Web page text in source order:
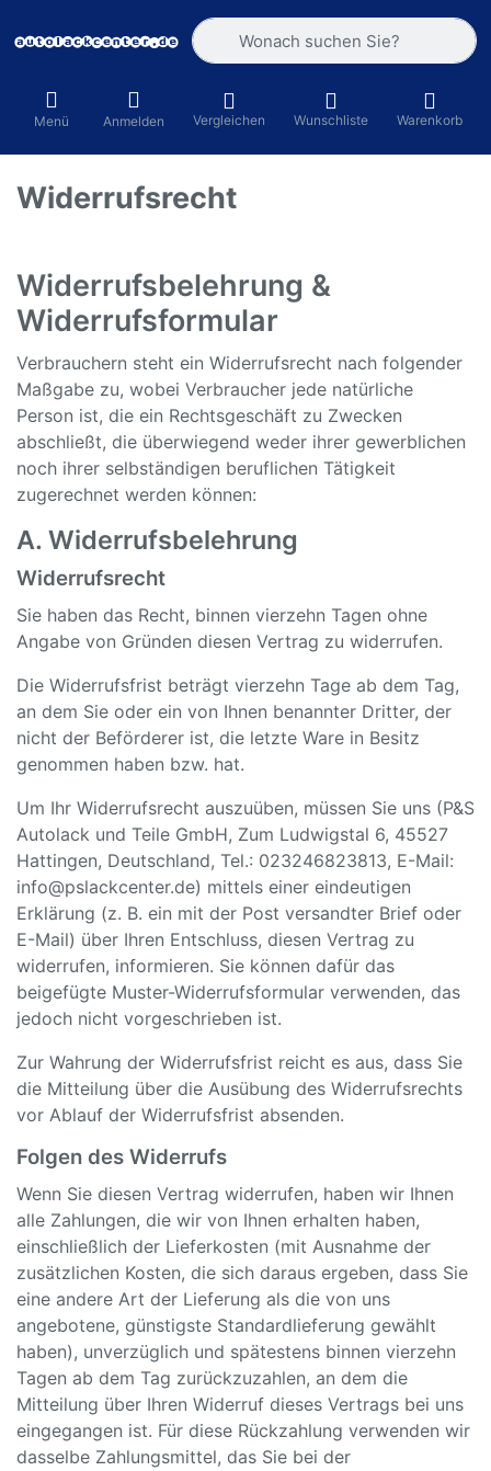
Geben Sie einen Suchbegriff ein.
Menü Anmelden Vergleichen Wunschliste Warenkorb
Widerrufsrecht
Widerrufsbelehrung &
Widerrufsformular
Verbrauchern steht ein Widerrufsrecht nach folgender
Maßgabe zu, wobei Verbraucher jede natürliche
Person ist, die ein Rechtsgeschäft zu Zwecken
abschließt, die überwiegend weder ihrer gewerblichen
noch ihrer selbständigen beruflichen Tätigkeit
zugerechnet werden können:
A. Widerrufsbelehrung
Widerrufsrecht
Sie haben das Recht, binnen vierzehn Tagen ohne
Angabe von Gründen diesen Vertrag zu widerrufen.
Die Widerrufsfrist beträgt vierzehn Tage ab dem Tag,
an dem Sie oder ein von Ihnen benannter Dritter, der
nicht der Beförderer ist, die letzte Ware in Besitz
genommen haben bzw. hat.
Um Ihr Widerrufsrecht auszuüben, müssen Sie uns (P&S
Autolack und Teile GmbH, Zum Ludwigstal 6, 45527
Hattingen, Deutschland, Tel.: 023246823813, E-Mail:
info@pslackcenter.de) mittels einer eindeutigen
Erklärung (z. B. ein mit der Post versandter Brief oder
E-Mail) über Ihren Entschluss, diesen Vertrag zu
widerrufen, informieren. Sie können dafür das
beigefügte Muster-Widerrufsformular verwenden, das
jedoch nicht vorgeschrieben ist.
Zur Wahrung der Widerrufsfrist reicht es aus, dass Sie
die Mitteilung über die Ausübung des Widerrufsrechts
vor Ablauf der Widerrufsfrist absenden.
Folgen des Widerrufs
Wenn Sie diesen Vertrag widerrufen, haben wir Ihnen
alle Zahlungen, die wir von Ihnen erhalten haben,
einschließlich der Lieferkosten (mit Ausnahme der
zusätzlichen Kosten, die sich daraus ergeben, dass Sie
eine andere Art der Lieferung als die von uns
angebotene, günstigste Standardlieferung gewählt
haben), unverzüglich und spätestens binnen vierzehn
Tagen ab dem Tag zurückzuzahlen, an dem die
Mitteilung über Ihren Widerruf dieses Vertrags bei uns
eingegangen ist. Für diese Rückzahlung verwenden wir
dasselbe Zahlungsmittel, das Sie bei der